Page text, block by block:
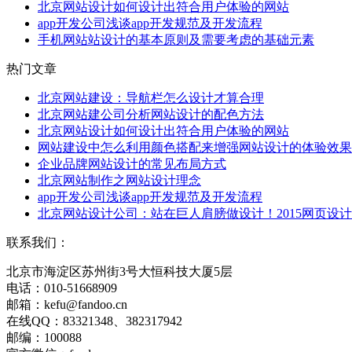
北京网站设计如何设计出符合用户体验的网站
app开发公司浅谈app开发规范及开发流程
手机网站站设计的基本原则及需要考虑的基础元素
热门文章
北京网站建设：导航栏怎么设计才算合理
北京网站建公司分析网站设计的配色方法
北京网站设计如何设计出符合用户体验的网站
网站建设中怎么利用颜色搭配来增强网站设计的体验效果
企业品牌网站设计的常见布局方式
北京网站制作之网站设计理念
app开发公司浅谈app开发规范及开发流程
北京网站设计公司：站在巨人肩膀做设计！2015网页设
联系我们：
北京市海淀区苏州街3号大恒科技大厦5层
电话：010-51668909
邮箱：kefu@fandoo.cn
在线QQ：83321348、382317942
邮编：100088